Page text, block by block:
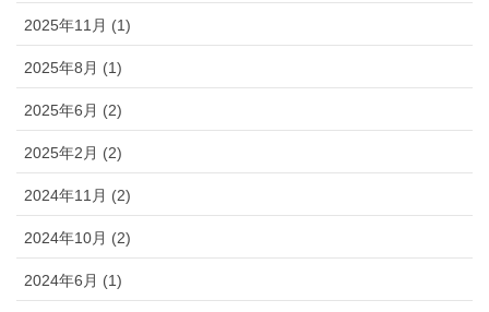
2025年11月 (1)
2025年8月 (1)
2025年6月 (2)
2025年2月 (2)
2024年11月 (2)
2024年10月 (2)
2024年6月 (1)